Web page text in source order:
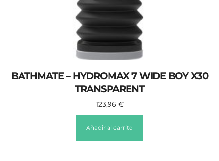
BATHMATE – HYDROMAX 7 WIDE BOY X30
TRANSPARENT
123,96 €
Añadir al carrito